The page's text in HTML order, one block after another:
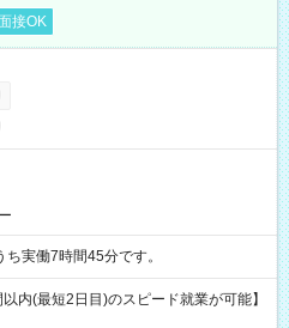
接OK
記のうち実働7時間45分です。
内(最短2日目)のスピード就業が可能】